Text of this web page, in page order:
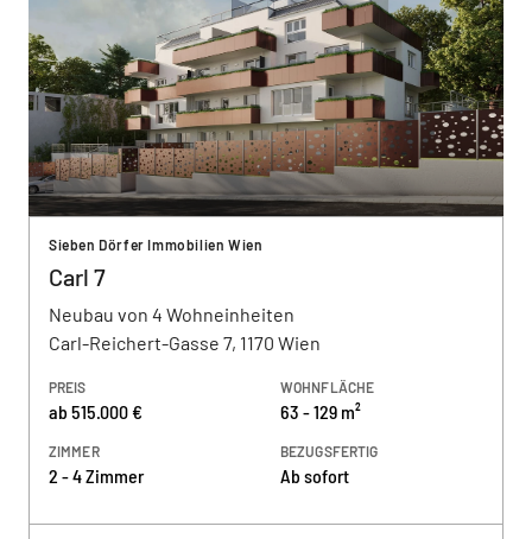
Sieben Dörfer Immobilien Wien
Carl 7
Neubau von 4 Wohneinheiten
Carl-Reichert-Gasse 7, 1170 Wien
PREIS
ab 515.000 €
WOHNFLÄCHE
63 - 129 m²
ZIMMER
2 - 4 Zimmer
BEZUGSFERTIG
Ab sofort